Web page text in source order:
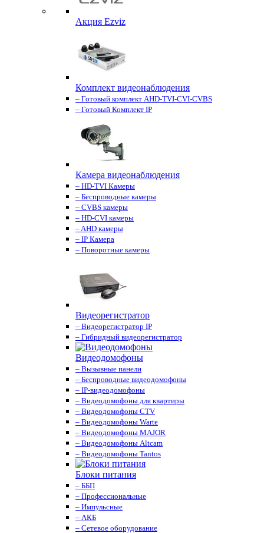
Акция Ezviz
Комплект видеонаблюдения
– Готовый комплект AHD-TVI-CVI-CVBS
– Готовый Комплект IP
Камера видеонаблюдения
– HD-TVI Камеры
– Беспроводные камеры
– CVBS камеры
– HD-CVI камеры
– AHD камеры
– IP Камера
– Поворотные камеры
Видеорегистратор
– Видеорегистратор IP
– Гибридный видеорегистратор
Видеодомофоны
– Вызывные панели
– Беспроводные видеодомофоны
– IP-видеодомофоны
– Видеодомофоны для квартиры
– Видеодомофоны CTV
– Видеодомофоны Warte
– Видеодомофоны MAJOR
– Видеодомофоны Altcam
– Видеодомофоны Tantos
Блоки питания
– ББП
– Профессиональные
– Импульсные
– АКБ
– Сетевое оборудование